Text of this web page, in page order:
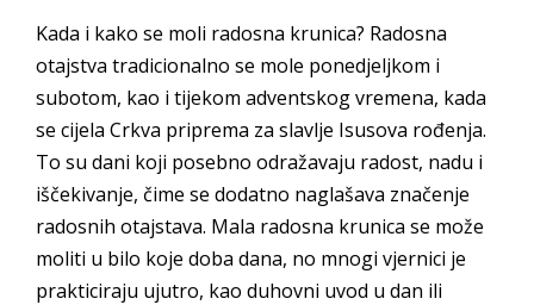
Kada i kako se moli radosna krunica? Radosna
otajstva tradicionalno se mole ponedjeljkom i
subotom, kao i tijekom adventskog vremena, kada
se cijela Crkva priprema za slavlje Isusova rođenja.
To su dani koji posebno odražavaju radost, nadu i
iščekivanje, čime se dodatno naglašava značenje
radosnih otajstava. Mala radosna krunica se može
moliti u bilo koje doba dana, no mnogi vjernici je
prakticiraju ujutro, kao duhovni uvod u dan ili